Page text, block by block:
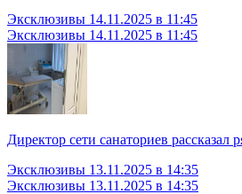
Эксклюзивы 14.11.2025 в 11:45
Эксклюзивы 14.11.2025 в 11:45
Директор сети санаториев
Эксклюзивы 13.11.2025 в 14:35
Эксклюзивы 13.11.2025 в 14:35